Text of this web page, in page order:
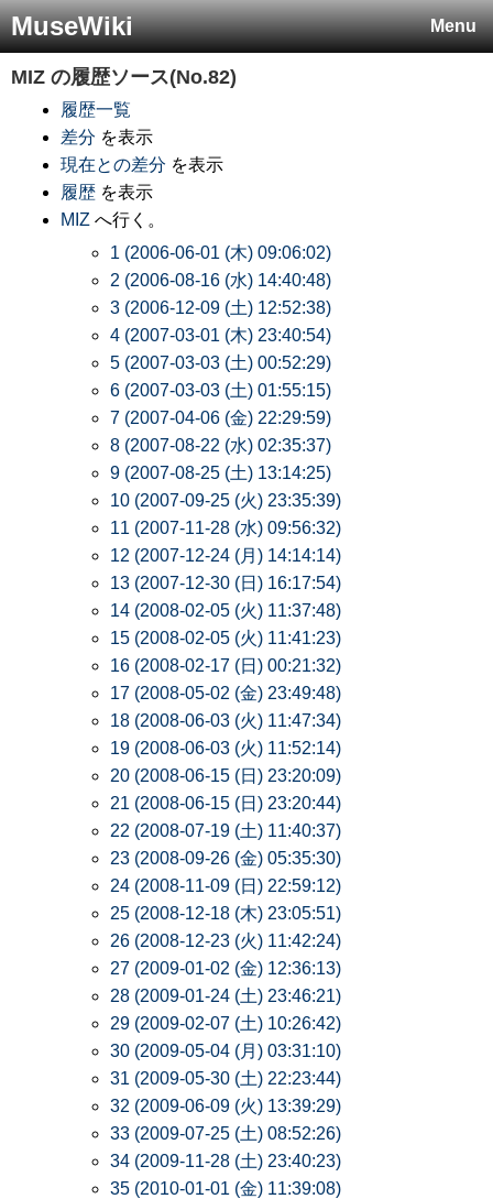
Menu
MuseWiki
MIZ の履歴ソース(No.82)
履歴一覧
差分 を表示
現在との差分 を表示
履歴 を表示
MIZ へ行く。
1 (2006-06-01 (木) 09:06:02)
2 (2006-08-16 (水) 14:40:48)
3 (2006-12-09 (土) 12:52:38)
4 (2007-03-01 (木) 23:40:54)
5 (2007-03-03 (土) 00:52:29)
6 (2007-03-03 (土) 01:55:15)
7 (2007-04-06 (金) 22:29:59)
8 (2007-08-22 (水) 02:35:37)
9 (2007-08-25 (土) 13:14:25)
10 (2007-09-25 (火) 23:35:39)
11 (2007-11-28 (水) 09:56:32)
12 (2007-12-24 (月) 14:14:14)
13 (2007-12-30 (日) 16:17:54)
14 (2008-02-05 (火) 11:37:48)
15 (2008-02-05 (火) 11:41:23)
16 (2008-02-17 (日) 00:21:32)
17 (2008-05-02 (金) 23:49:48)
18 (2008-06-03 (火) 11:47:34)
19 (2008-06-03 (火) 11:52:14)
20 (2008-06-15 (日) 23:20:09)
21 (2008-06-15 (日) 23:20:44)
22 (2008-07-19 (土) 11:40:37)
23 (2008-09-26 (金) 05:35:30)
24 (2008-11-09 (日) 22:59:12)
25 (2008-12-18 (木) 23:05:51)
26 (2008-12-23 (火) 11:42:24)
27 (2009-01-02 (金) 12:36:13)
28 (2009-01-24 (土) 23:46:21)
29 (2009-02-07 (土) 10:26:42)
30 (2009-05-04 (月) 03:31:10)
31 (2009-05-30 (土) 22:23:44)
32 (2009-06-09 (火) 13:39:29)
33 (2009-07-25 (土) 08:52:26)
34 (2009-11-28 (土) 23:40:23)
35 (2010-01-01 (金) 11:39:08)